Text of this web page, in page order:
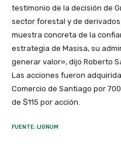
testimonio de la decisión de
sector forestal y de
muestra concreta de la
estrategia de Masisa, su
generar valor», dijo Roberto
Las acciones fueron
Comercio de Santiago por
de $115 por acción.
FUENTE: LIGNUM